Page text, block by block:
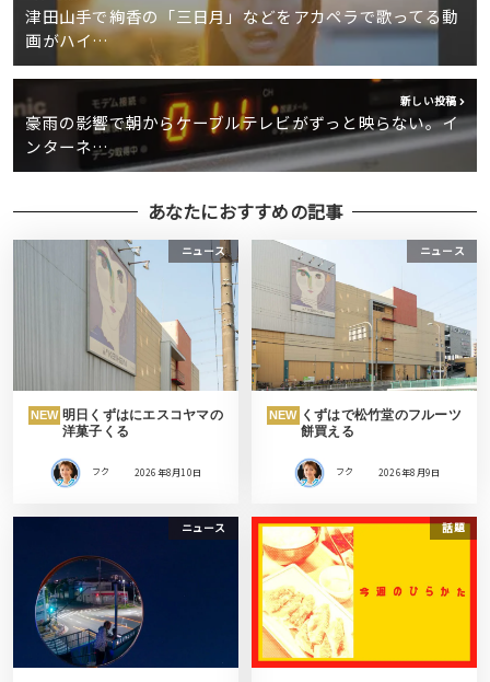
津田山手で絢香の「三日月」などをアカペラで歌ってる動
画がハイ…
新しい投稿
豪雨の影響で朝からケーブルテレビがずっと映らない。イ
ンターネ…
あなたにおすすめの記事
ニュース
NEW 明日くずはにエスコヤマの
洋菓子くる
フク 2026年8月10日
ニュース
NEW くずはで松竹堂のフルーツ
餅買える
フク 2026年8月9日
ニュース 話題